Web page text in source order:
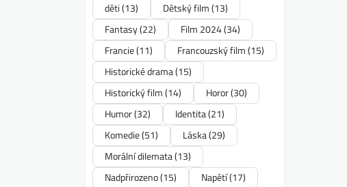
děti(13) Dětský film(13)
Fantasy(22) Film 2024(34)
Francie(11) Francouzský film(15)
Historické drama(15)
Historický film(14) Horor(30)
Humor(32) Identita(21)
Komedie(51) Láska(29)
Morální dilemata(13)
Nadpřirozeno(15) Napětí(17)